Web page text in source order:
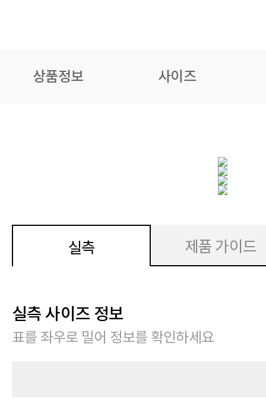
상품정보 사이즈
실측 제품 가이드
실측 사이즈 정보
표를 좌우로 밀어 정보를 확인하세요